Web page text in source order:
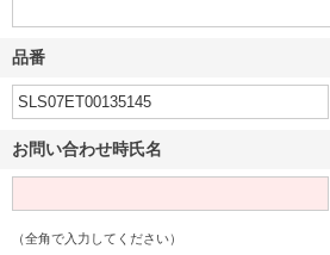
品番
お問い合わせ時氏名
（全角で入力してください）